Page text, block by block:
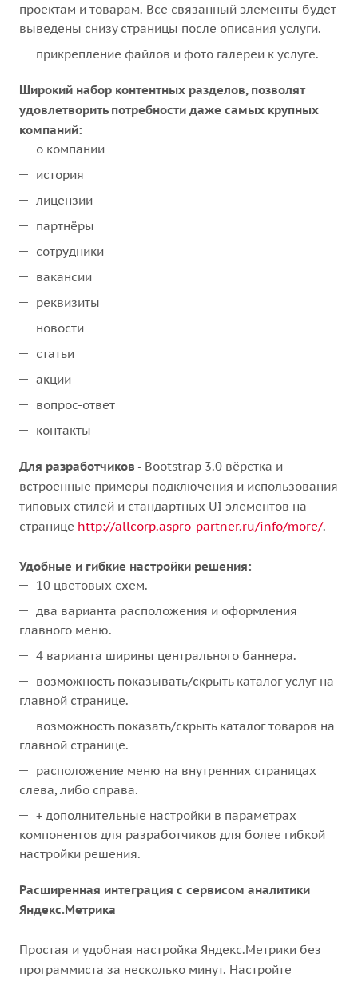
проектам и товарам. Все связанный элементы будет
выведены снизу страницы после описания услуги.
прикрепление файлов и фото галереи к услуге.
Широкий набор контентных разделов, позволят
удовлетворить потребности даже самых крупных
компаний:
о компании
история
лицензии
партнёры
сотрудники
вакансии
реквизиты
новости
статьи
акции
вопрос-ответ
контакты
Для разработчиков - Bootstrap 3.0 вёрстка и
встроенные примеры подключения и использования
типовых стилей и стандартных UI элементов на
странице http://allcorp.aspro-partner.ru/info/more/.
Удобные и гибкие настройки решения:
10 цветовых схем.
два варианта расположения и оформления
главного меню.
4 варианта ширины центрального баннера.
возможность показывать/скрыть каталог услуг на
главной странице.
возможность показать/скрыть каталог товаров на
главной странице.
расположение меню на внутренних страницах
слева, либо справа.
+ дополнительные настройки в параметрах
компонентов для разработчиков для более гибкой
настройки решения.
Расширенная интеграция с сервисом аналитики
Яндекс.Метрика
Простая и удобная настройка Яндекс.Метрики без
программиста за несколько минут. Настройте